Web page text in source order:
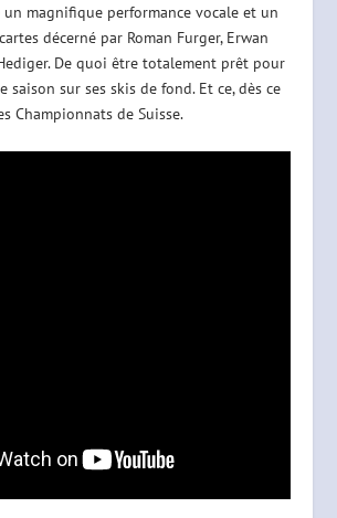
un magnifique performance vocale et un
décerné par Roman Furger, Erwan
De quoi être totalement prêt pour
saison sur ses skis de fond. Et ce, dès ce
Championnats de Suisse.